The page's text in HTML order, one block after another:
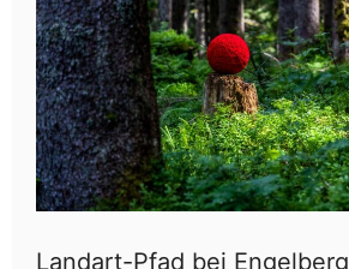
Landart-Pfad bei Engelberg